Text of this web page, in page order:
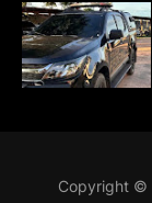
Copyright ©